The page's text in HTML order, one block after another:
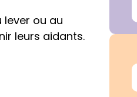
lever ou au
leurs aidants.